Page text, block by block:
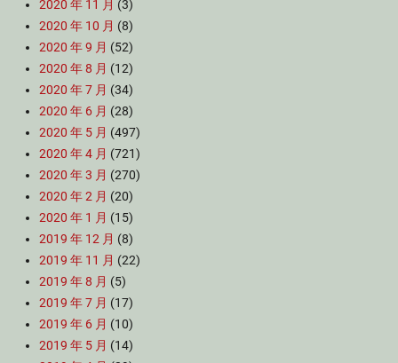
2020 年 11 月 (3)
2020 年 10 月 (8)
2020 年 9 月 (52)
2020 年 8 月 (12)
2020 年 7 月 (34)
2020 年 6 月 (28)
2020 年 5 月 (497)
2020 年 4 月 (721)
2020 年 3 月 (270)
2020 年 2 月 (20)
2020 年 1 月 (15)
2019 年 12 月 (8)
2019 年 11 月 (22)
2019 年 8 月 (5)
2019 年 7 月 (17)
2019 年 6 月 (10)
2019 年 5 月 (14)